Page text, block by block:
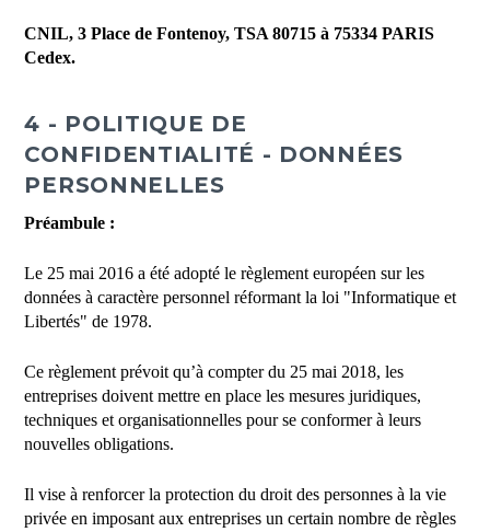
CNIL, 3 Place de Fontenoy, TSA 80715 à 75334 PARIS
Cedex.
4 - POLITIQUE DE
CONFIDENTIALITÉ - DONNÉES
PERSONNELLES
Préambule :
Le 25 mai 2016 a été adopté le règlement européen sur les
données à caractère personnel réformant la loi "Informatique et
Libertés" de 1978.
Ce règlement prévoit qu’à compter du 25 mai 2018, les
entreprises doivent mettre en place les mesures juridiques,
techniques et organisationnelles pour se conformer à leurs
nouvelles obligations.
Il vise à renforcer la protection du droit des personnes à la vie
privée en imposant aux entreprises un certain nombre de règles